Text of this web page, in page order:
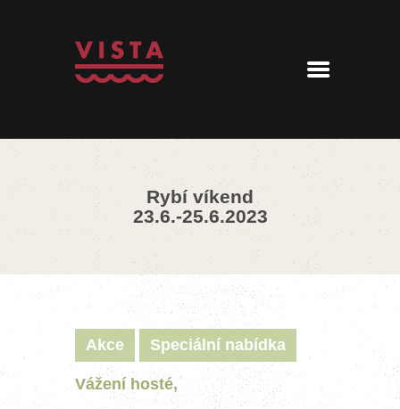
Rybí víkend
23.6.-25.6.2023
ÚVOD
MENU
360° PROHLÍDKA
Akce Speciální nabídka
Vážení hosté,